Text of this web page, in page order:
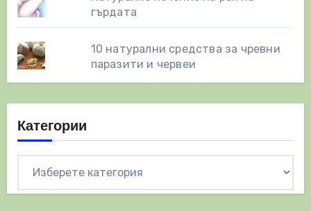
гърдата
10 натурални средства за чревни
паразити и червеи
Категории